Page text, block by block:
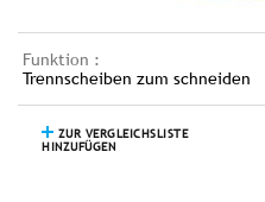
Funktion :
Trennscheiben zum schneiden
ZUR VERGLEICHSLISTE
HINZUFÜGEN